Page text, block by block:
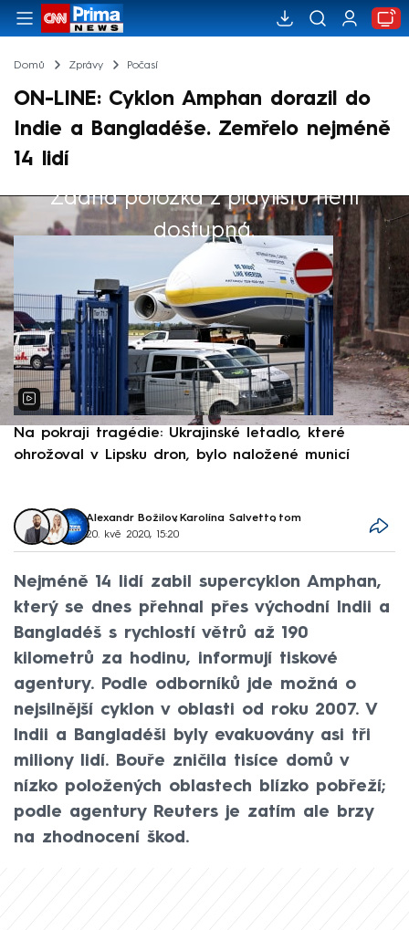
Domů Zprávy Počasí
ON-LINE: Cyklon Amphan dorazil do
Indie a Bangladéše. Zemřelo nejméně
14 lidí
Žádná položka z playlistu není
dostupná.
Výběr redakce
Na pokraji tragédie: Ukrajinské letadlo, které
ohrožoval v Lipsku dron, bylo naložené municí
Alexandr Božilov, Karolína Salvetto, tom
20. kvě 2020, 15:20
Nejméně 14 lidí zabil supercyklon Amphan,
který se dnes přehnal přes východní Indii a
Bangladéš s rychlostí větrů až 190
kilometrů za hodinu, informují tiskové
agentury. Podle odborníků jde možná o
nejsilnější cyklon v oblasti od roku 2007. V
Indii a Bangladéši byly evakuovány asi tři
miliony lidí. Bouře zničila tisíce domů v
nízko položených oblastech blízko pobřeží;
podle agentury Reuters je zatím ale brzy
na zhodnocení škod.